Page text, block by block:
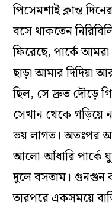
পিসেমশাই ক্লান্ত
বসে থাকতেন
ফিরেছে, পার্কে
ছাড়া আমার দিদিয়া
ছিল, সে দ্রুত দৌড়ে
সেখান থেকে
ভয় লাগত। অতঃপর
আলো-আঁধারি পার্কে
দুলে বসতাম। গুনগুন
তারপরে একসময়ে